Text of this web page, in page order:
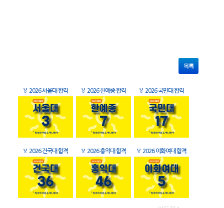
목록
🏅 2026 서울대 합격 🏅 2026 한예종 합격 🏅 2026 국민대 합격
🏅 2026 건국대 합격 🏅 2026 홍익대 합격 🏅 2026 이화여대 합격